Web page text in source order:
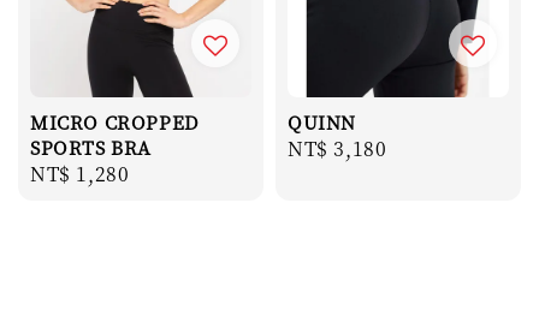
MICRO CROPPED
SPORTS BRA
Regular
NT$ 1,280
QUINN
Regular
NT$ 3,180